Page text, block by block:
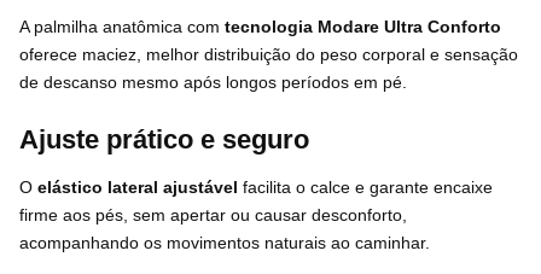
A palmilha anatômica com tecnologia Modare Ultra Conforto
oferece maciez, melhor distribuição do peso corporal e sensação
de descanso mesmo após longos períodos em pé.
Ajuste prático e seguro
O elástico lateral ajustável facilita o calce e garante encaixe
firme aos pés, sem apertar ou causar desconforto,
acompanhando os movimentos naturais ao caminhar.